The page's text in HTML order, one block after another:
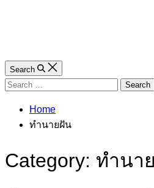
Search
Search
Home
ทำนายฝัน
Category: ทำนา